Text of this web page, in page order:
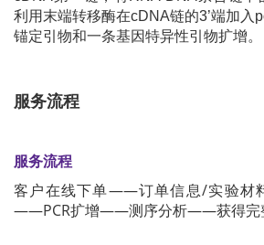
利用末端转移酶在cDNA链的3’端加入
锚定引物和一条基因特异性引物扩增。
服务流程
服务流程
客户在线下单——订单信息/实验
——PCR扩增——测序分析——获得完